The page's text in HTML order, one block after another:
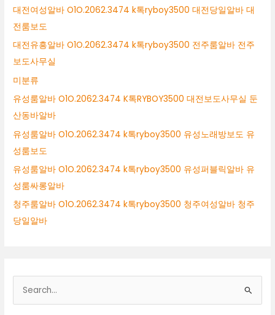
대전여성알바 O1O.2062.3474 k톡ryboy3500 대전당일알바 대
전룸보도
대전유흥알바 O1O.2062.3474 k톡ryboy3500 전주룸알바 전주
보도사무실
미분류
유성룸알바 O1O.2062.3474 K톡RYBOY3500 대전보도사무실 둔
산동바알바
유성룸알바 O1O.2062.3474 k톡ryboy3500 유성노래방보도 유
성룸보도
유성룸알바 O1O.2062.3474 k톡ryboy3500 유성퍼블릭알바 유
성룸싸롱알바
청주룸알바 O1O.2062.3474 k톡ryboy3500 청주여성알바 청주
당일알바
색